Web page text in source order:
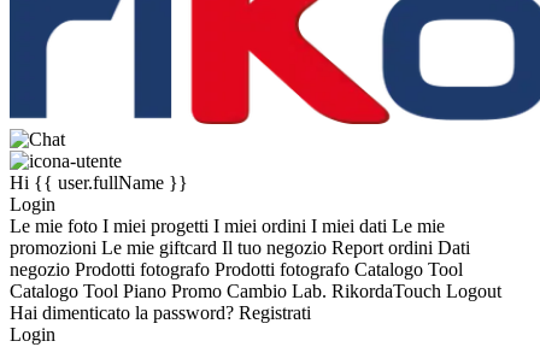
Hi {{ user.fullName }}
Login
Le mie foto I miei progetti I miei ordini I miei dati Le mie
promozioni Le mie giftcard Il tuo negozio Report ordini Dati
negozio Prodotti fotografo Prodotti fotografo Catalogo Tool
Catalogo Tool Piano Promo Cambio Lab. RikordaTouch Logout
Hai dimenticato la password? Registrati
Login